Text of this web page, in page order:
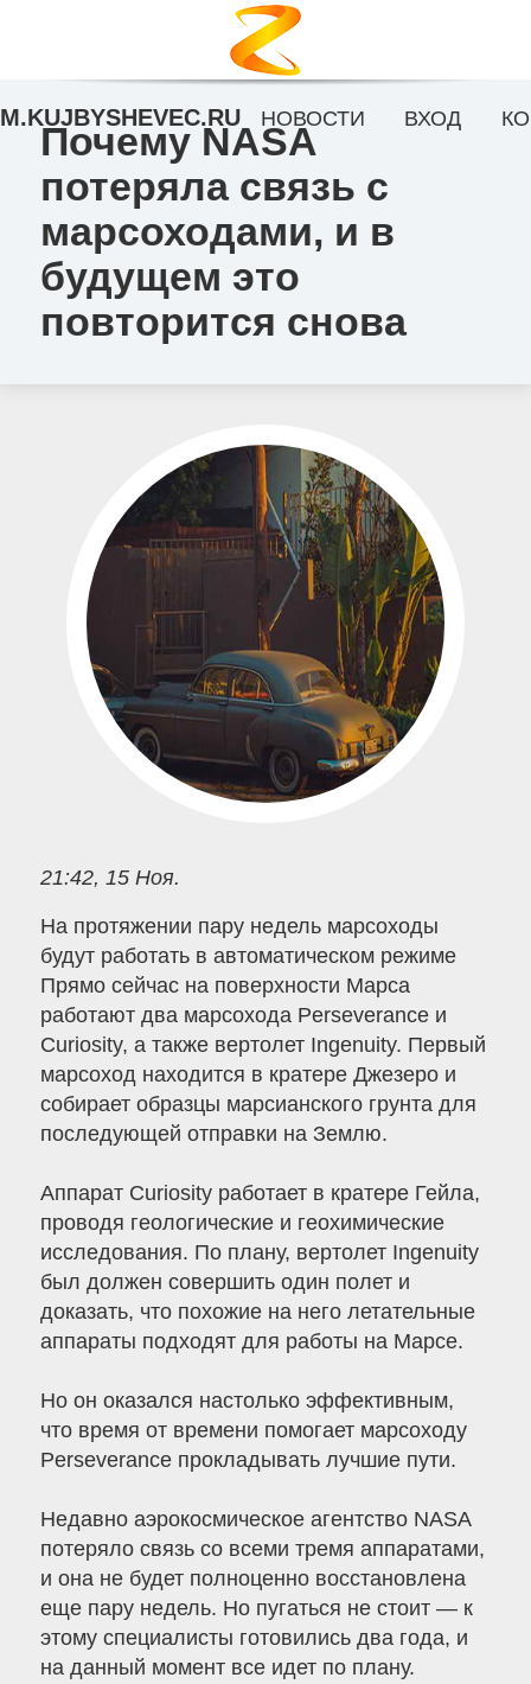
Почему NASA
потеряла связь с
марсоходами, и в
будущем это
повторится снова
21:42, 15 Ноя.
На протяжении пару недель марсоходы
будут работать в автоматическом режиме
Прямо сейчас на поверхности Марса
работают два марсохода Perseverance и
Curiosity, а также вертолет Ingenuity. Первый
марсоход находится в кратере Джезеро и
собирает образцы марсианского грунта для
последующей отправки на Землю.
Аппарат Curiosity работает в кратере Гейла,
проводя геологические и геохимические
исследования. По плану, вертолет Ingenuity
был должен совершить один полет и
доказать, что похожие на него летательные
аппараты подходят для работы на Марсе.
Но он оказался настолько эффективным,
что время от времени помогает марсоходу
Perseverance прокладывать лучшие пути.
Недавно аэрокосмическое агентство NASA
потеряло связь со всеми тремя аппаратами,
и она не будет полноценно восстановлена
еще пару недель. Но пугаться не стоит — к
этому специалисты готовились два года, и
на данный момент все идет по плану.
M.KUJBYSHEVEC.RU НОВОСТИ ВХОД